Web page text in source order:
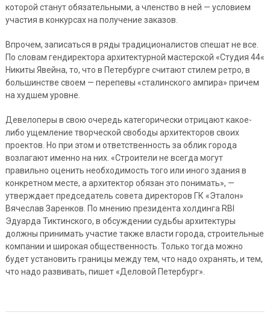
которой станут обязательными, а членство в ней — условием
участия в конкурсах на получение заказов.
Впрочем, записаться в ряды традиционалистов спешат не все.
По словам гендиректора архитектурной мастерской «Студия 44«
Никиты Явейна, то, что в Петербурге считают стилем ретро, в
большинстве своем — перепевы «сталинского ампира» причем
на худшем уровне.
Девелоперы в свою очередь категорически отрицают какое-
либо ущемление творческой свободы архитекторов своих
проектов. Но при этом и ответственность за облик города
возлагают именно на них. «Строители не всегда могут
правильно оценить необходимость того или иного здания в
конкретном месте, а архитектор обязан это понимать», —
утверждает председатель совета директоров ГК «Эталон»
Вячеслав Заренков. По мнению президента холдинга RBI
Эдуарда Тиктинского, в обсуждении судьбы архитектуры
должны принимать участие также власти города, строительные
компании и широкая общественность. Только тогда можно
будет установить границы между тем, что надо охранять, и тем,
что надо развивать, пишет «Деловой Петербург».